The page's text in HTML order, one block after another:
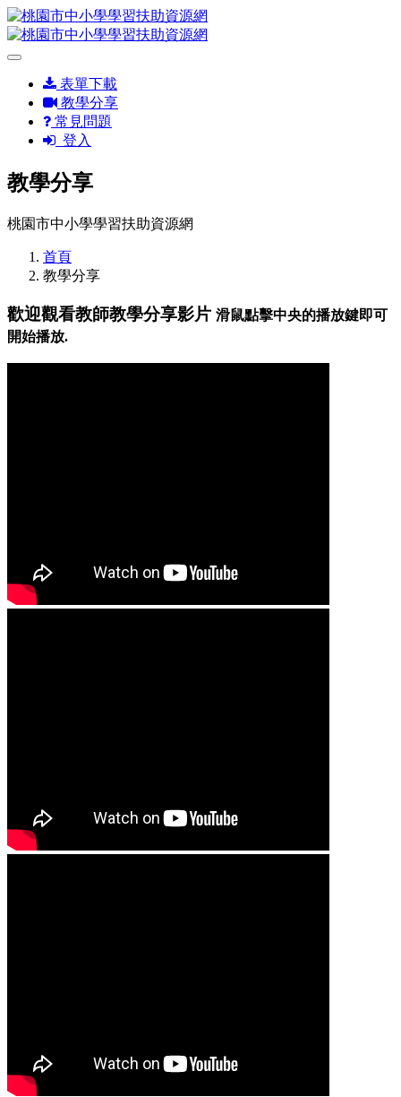
表單下載
教學分享
常見問題
登入
教學分享
桃園市中小學學習扶助資源網
首頁
教學分享
歡迎觀看教師教學分享影片 滑鼠點擊中央的播放鍵即可
開始播放.